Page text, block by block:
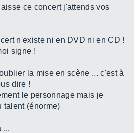
ce concert j'attends vos
n'existe ni en DVD ni en CD !
signe !
la mise en scène ... c'est à
dire !
le personnage mais je
talent (énorme)
...